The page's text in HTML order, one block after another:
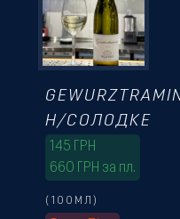
(100МЛ)
Н/СОЛОДКЕ
145
ГРН
660 ГРН за пл.